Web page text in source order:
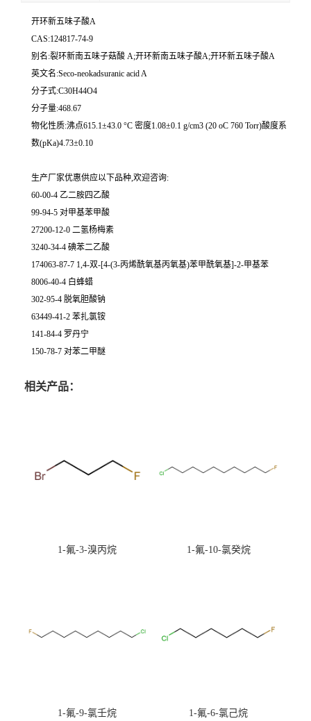
开环新五味子酸A
CAS:124817-74-9
别名:裂环新南五味子菇酸 A;开环新南五味子酸A;开环新五味子酸A
英文名:Seco-neokadsuranic acid A
分子式:C30H44O4
分子量:468.67
物化性质:沸点615.1±43.0 °C 密度1.08±0.1 g/cm3 (20 oC 760 Torr)酸度系
数(pKa)4.73±0.10
生产厂家优惠供应以下品种,欢迎咨询:
60-00-4 乙二胺四乙酸
99-94-5 对甲基苯甲酸
27200-12-0 二氢杨梅素
3240-34-4 碘苯二乙酸
174063-87-7 1,4-双-[4-(3-丙烯酰氧基丙氧基)苯甲酰氧基]-2-甲基苯
8006-40-4 白蜂蜡
302-95-4 脱氧胆酸钠
63449-41-2 苯扎氯铵
141-84-4 罗丹宁
150-78-7 对苯二甲醚
相关产品：
1-氟-3-溴丙烷 1-氟-10-氯癸烷
1-氟-9-氯壬烷 1-氟-6-氯己烷